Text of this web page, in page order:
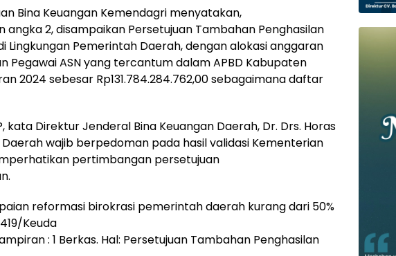
Bina Keuangan Kemendagri menyatakan,
angka 2, disampaikan Persetujuan Tambahan Penghasilan
Lingkungan Pemerintah Daerah, dengan alokasi anggaran
Pegawai ASN yang tercantum dalam APBD Kabupaten
2024 sebesar Rp131.784.284.762,00 sebagaimana daftar
kata Direktur Jenderal Bina Keuangan Daerah, Dr. Drs. Horas
wajib berpedoman pada hasil validasi Kementerian
pertimbangan persetujuan
reformasi birokrasi pemerintah daerah kurang dari 50%
Keuda
: 1 Berkas. Hal: Persetujuan Tambahan Penghasilan